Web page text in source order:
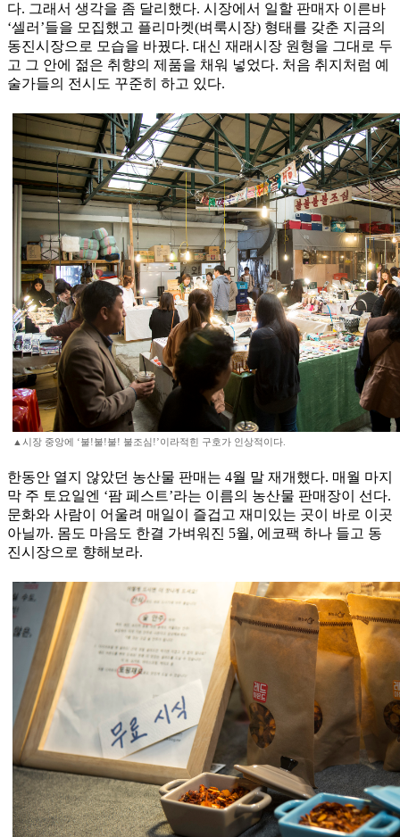
다. 그래서 생각을 좀 달리했다. 시장에서 일할 판매자 이른바
‘셀러’들을 모집했고 플리마켓(벼룩시장) 형태를 갖춘 지금의
동진시장으로 모습을 바꿨다. 대신 재래시장 원형을 그대로 두
고 그 안에 젊은 취향의 제품을 채워 넣었다. 처음 취지처럼 예
술가들의 전시도 꾸준히 하고 있다.
▲시장 중앙에 ‘불!불!불! 불조심!’이라적힌 구호가 인상적이다.
한동안 열지 않았던 농산물 판매는 4월 말 재개했다. 매월 마지
막 주 토요일엔 ‘팜 페스트’라는 이름의 농산물 판매장이 선다.
문화와 사람이 어울려 매일이 즐겁고 재미있는 곳이 바로 이곳
아닐까. 몸도 마음도 한결 가벼워진 5월, 에코팩 하나 들고 동
진시장으로 향해보라.